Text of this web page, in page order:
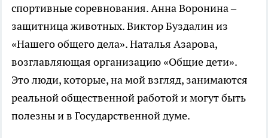
спортивные соревнования. Анна Воронина –
защитница животных. Виктор Буздалин из
«Нашего общего дела». Наталья Азарова,
возглавляющая организацию «Общие дети».
Это люди, которые, на мой взгляд, занимаются
реальной общественной работой и могут быть
полезны и в Государственной думе.